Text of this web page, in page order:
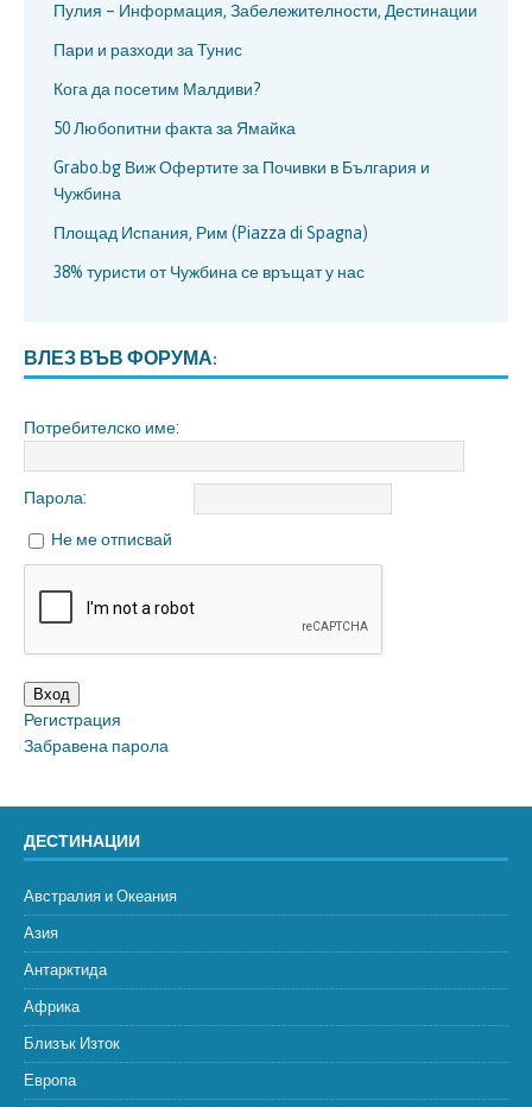
Пулия – Информация, Забележителности, Дестинации
Пари и разходи за Тунис
Кога да посетим Малдиви?
50 Любопитни факта за Ямайка
Grabo.bg Виж Офертите за Почивки в България и
Чужбина
Площад Испания, Рим (Piazza di Spagna)
38% туристи от Чужбина се връщат у нас
ВЛЕЗ ВЪВ ФОРУМА:
Потребителско име:
Парола:
Не ме отписвай
Вход
Регистрация
Забравена парола
ДЕСТИНАЦИИ
Австралия и Океания
Азия
Антарктида
Африка
Близък Изток
Европа